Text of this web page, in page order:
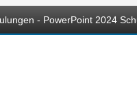
- PowerPoint 2024